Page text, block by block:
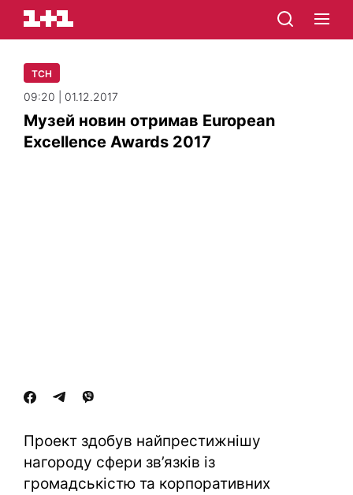
ТСН
09:20 | 01.12.2017
Музей новин отримав European
Excellence Awards 2017
Проект здобув найпрестижнішу
нагороду сфери зв’язків із
громадськістю та корпоративних